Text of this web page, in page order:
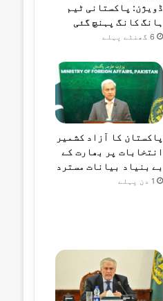
ڈویژن: پاکستانی ٹیم
ہانگ کانگ پہنچ گئی
6 گھنٹے پہلے
پاکستان کا آزاد کشمیر
انتخابات پر بھارت کے
بے بنیاد بیانات مسترد
1 دن پہلے